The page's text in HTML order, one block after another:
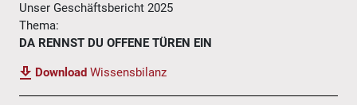
Unser Geschäftsbericht 2025
Thema:
DA RENNST DU OFFENE TÜREN EIN
Download Wissensbilanz